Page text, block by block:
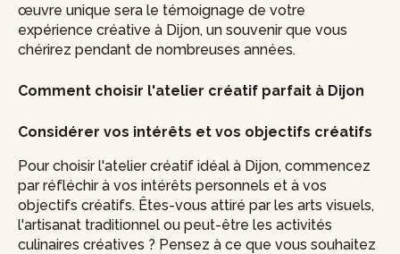
œuvre unique sera le témoignage de votre
expérience créative à Dijon, un souvenir que vous
chérirez pendant de nombreuses années.
Comment choisir l'atelier créatif parfait à Dijon
Considérer vos intérêts et vos objectifs créatifs
Pour choisir l'atelier créatif idéal à Dijon, commencez
par réfléchir à vos intérêts personnels et à vos
objectifs créatifs. Êtes-vous attiré par les arts visuels,
l'artisanat traditionnel ou peut-être les activités
culinaires créatives ? Pensez à ce que vous souhaitez